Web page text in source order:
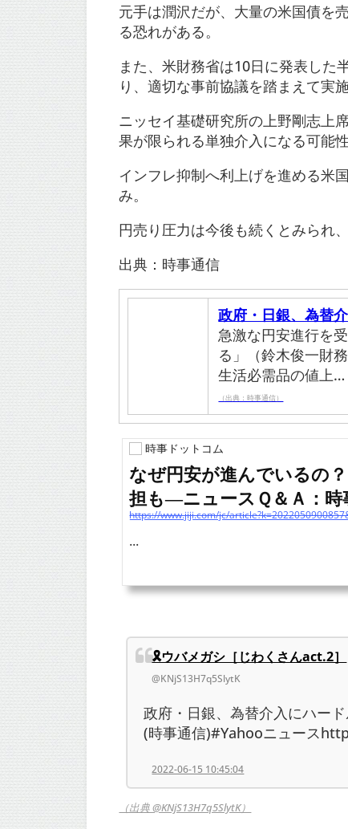
元手は潤沢だが、大量の米国債を
る恐れがある。
また、米財務省は10日に発表した
り、適切な事前協議を踏まえて実
ニッセイ基礎研究所の上野剛志上
果が限られる単独介入になる可能
インフレ抑制へ利上げを進める米
み。
円売り圧力は今後も続くとみられ
出典：時事通信
政府・日銀、為替
急激な円安進行を
る」（鈴木俊一財
生活必需品の値上…
（出典：時事通信）
時事ドットコム
なぜ円安が進んでいるの
担も―ニュースＱ＆Ａ：時
...
🎗ウバメガシ［じわくさんact.2］
@KNjS13H7q5SlytK
政府・日銀、為替介入にハー
(時事通信)#Yahooニュース
2022-06-15 10:45:04
（出典 @KNjS13H7q5SlytK）